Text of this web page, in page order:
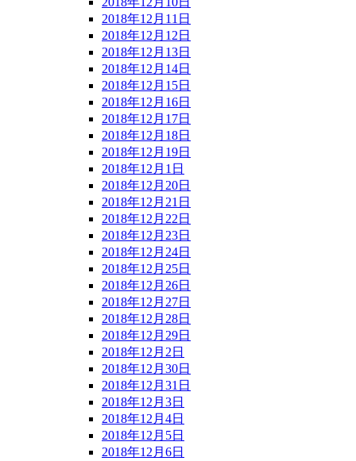
2018年12月11日
2018年12月12日
2018年12月13日
2018年12月14日
2018年12月15日
2018年12月16日
2018年12月17日
2018年12月18日
2018年12月19日
2018年12月1日
2018年12月20日
2018年12月21日
2018年12月22日
2018年12月23日
2018年12月24日
2018年12月25日
2018年12月26日
2018年12月27日
2018年12月28日
2018年12月29日
2018年12月2日
2018年12月30日
2018年12月31日
2018年12月3日
2018年12月4日
2018年12月5日
2018年12月6日